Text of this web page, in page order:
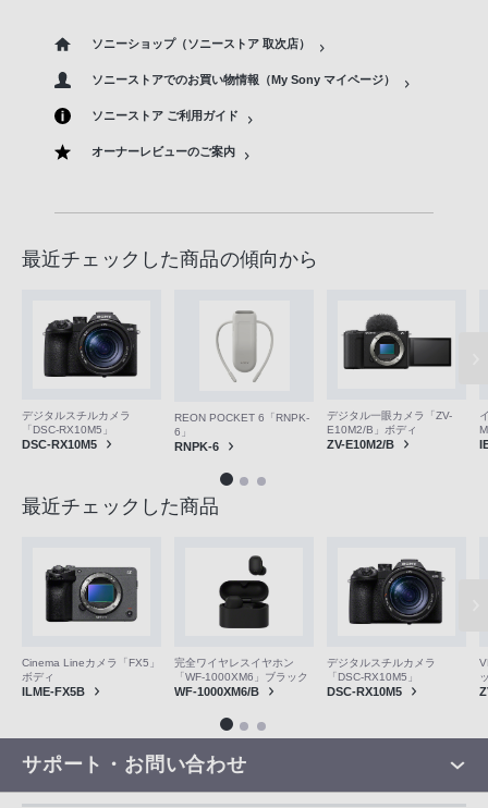
ソニーショップ（ソニーストア 取次店）
ソニーストアでのお買い物情報（My Sony マイページ）
ソニーストア ご利用ガイド
オーナーレビューのご案内
最近チェックした商品の傾向から
デジタルスチルカメラ
「DSC-RX10M5」
DSC-RX10M5
REON POCKET 6「RNPK-
6」
RNPK-6
デジタル一眼カメラ「ZV-
E10M2/B」ボディ
ZV-E10M2/B
最近チェックした商品
Cinema Lineカメラ「FX5」
ボディ
ILME-FX5B
完全ワイヤレスイヤホン
「WF-1000XM6」ブラック
WF-1000XM6/B
デジタルスチルカメラ
「DSC-RX10M5」
DSC-RX10M5
サポート・お問い合わせ